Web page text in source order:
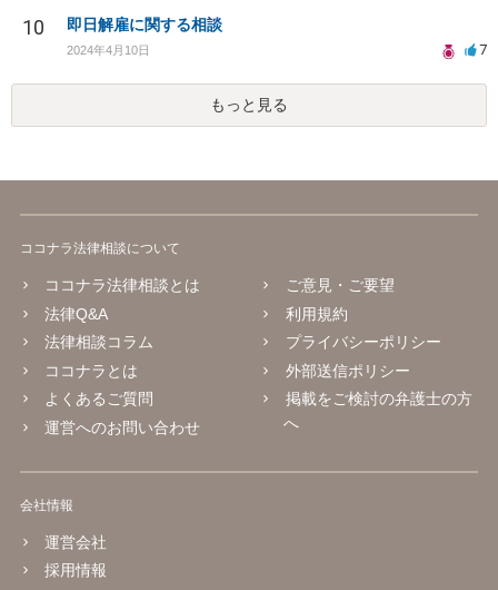
10 即日解雇に関する相談
2024年4月10日 7
もっと見る
ココナラ法律相談について
ココナラ法律相談とは
法律Q&A
法律相談コラム
ココナラとは
よくあるご質問
運営へのお問い合わせ
ご意見・ご要望
利用規約
プライバシーポリシー
外部送信ポリシー
掲載をご検討の弁護士の方
へ
会社情報
運営会社
採用情報